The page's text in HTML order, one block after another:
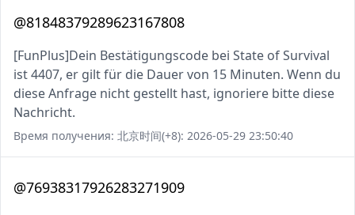
@81848379289623167808
[FunPlus]Dein Bestätigungscode bei State of Survival
ist 4407, er gilt für die Dauer von 15 Minuten. Wenn du
diese Anfrage nicht gestellt hast, ignoriere bitte diese
Nachricht.
Время получения: 北京时间(+8): 2026-05-29 23:50:40
@76938317926283271909